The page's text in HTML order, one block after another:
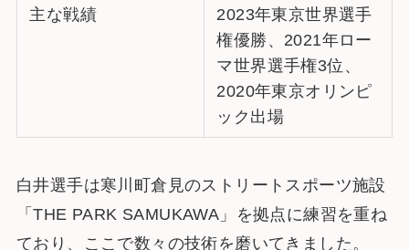
主な戦績
2023年東京世界選手
権優勝、2021年ロー
マ世界選手権3位、
2020年東京オリンピ
ック出場
白井選手は寒川町倉見のストリートスポーツ施設
「THE PARK SAMUKAWA」を拠点に練習を重ね
ており、ここで数々の技術を磨いてきました​​。